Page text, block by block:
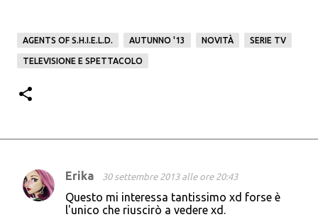
AGENTS OF S.H.I.E.L.D. AUTUNNO '13 NOVITÀ SERIE TV
TELEVISIONE E SPETTACOLO
C
Erika 30 settembre 2013 alle ore 20:43
Questo mi interessa tantissimo xd forse è
l'unico che riuscirò a vedere xd.